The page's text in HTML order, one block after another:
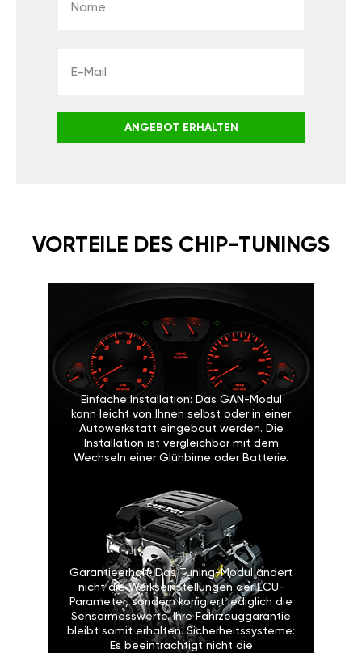
ANGEBOT ERHALTEN
VORTEILE DES CHIP-TUNINGS
Einfache Installation: Das GAN-Modul
kann leicht von Ihnen selbst oder in einer
Autowerkstatt eingebaut werden. Die
Installation ist vergleichbar mit dem
Wechseln einer Glühbirne oder Batterie.
Garantieerhalt: Das Tuning-Modul ändert
nicht die Werkseinstellungen der ECU-
Parameter, sondern korrigiert lediglich die
Sensormesswerte. Ihre Fahrzeuggarantie
bleibt somit erhalten. Sicherheitssysteme:
Es beeinträchtigt nicht die